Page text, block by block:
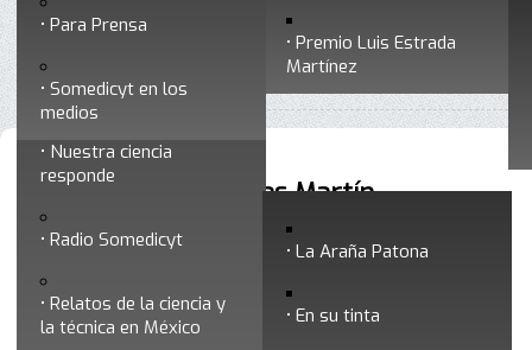
Premio Luis Estrada
Martínez
Ciencia y Tecnología
Nuestra ciencia
responde
Radio Somedicyt La Araña Patona
En su tinta
Relatos de la ciencia y
la técnica en México
Para Prensa
Somedicyt en los
medios
Contacto
Consejo Directivo
•
Brenda Carolina Arias Martín
Brenda Carolina Arias
Martín es Licenciada en